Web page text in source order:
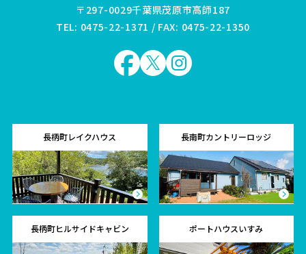
〒297-0029千葉県茂原市高師187
TEL: 0475-22-1371 / FAX: 0475-22-1350
長柄町レイクハウス 長南町カントリーロッジ
長柄町ヒルサイドキャビン ポートハウスいすみ